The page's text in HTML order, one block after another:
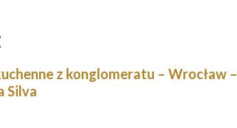
z konglomeratu – Wrocław –
Silva